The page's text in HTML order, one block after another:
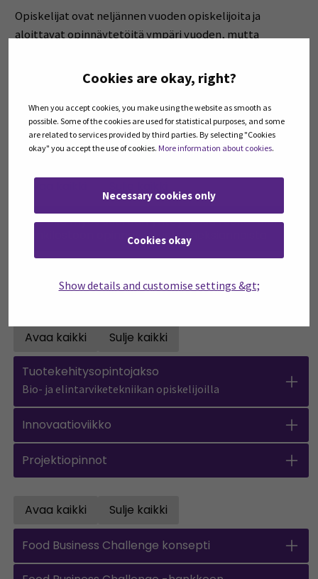
Cookies are okay, right?
When you accept cookies, you make using the website as smooth as
possible. Some of the cookies are used for statistical purposes, and some
are related to services provided by third parties. By selecting "Cookies
okay" you accept the use of cookies. More information about cookies.
Necessary cookies only
Cookies okay
Show details and customise settings &gt;
Opiskelijat ovat neljännen vuoden opiskelijoita ja
aloittavat opinnäytetöitä ympäri vuoden, mutta
tekijä. Toimeksiantajana voivat olla joustavasti yritykset,
kunnat, yhdistykset, hankkeet tai muut organisaatiot.
Lue lisää SeAMKin opinnäytetöistä ja ilmoittaudu
toimeksiantaksi lomakkeella.
Open all accordionsSulje kaikki
Voit olla myös suoraan yhteydessä ruoka-alan
henkilöstöön opinnäytetyötoimeksiannoista
Muut toimeksiannot opiskelijoille
Avaa kaikki
Open all accordions
Sulje kaikki
Tuotekehitysopintojakso
Bio- ja elintarviketekniikan opiskelijoilla
Innovaatioviikko
Projektiopinnot
Avaa kaikki
Open all accordions
Sulje kaikki
Food Business Challenge konsepti